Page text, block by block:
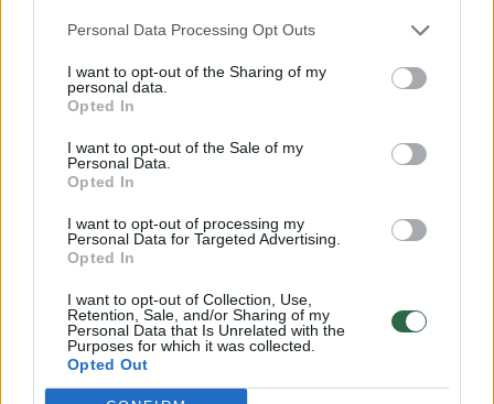
Personal Data Processing Opt Outs
I want to opt-out of the Sharing of my
personal data.
Opted In
I want to opt-out of the Sale of my
Personal Data.
Opted In
I want to opt-out of processing my
Personal Data for Targeted Advertising.
Opted In
I want to opt-out of Collection, Use,
Retention, Sale, and/or Sharing of my
Personal Data that Is Unrelated with the
Purposes for which it was collected.
Opted Out
Taip pat Lietuvoje yra draudžiama daugiau
kaip 2 kartus per sezoną naudoti tos pačios
cheminės medžiagos apsaugines priemones.
Todėl mūsų šalyje užauginti obuoliai yra daug
sveikesni, jie gauna daug mažiau cheminių
medžiagų bei trąšų“, – pasakoja Lietuvos
direktorius.
Be to, šalims, kurios pagal ES skirstymą